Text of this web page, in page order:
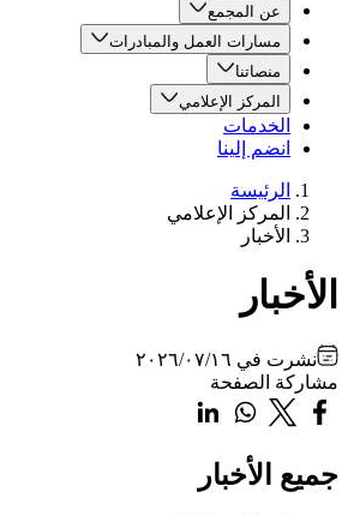
عن المجمع
مسارات العمل والمبادرات
منصاتنا
المركز الإعلامي
الخدمات
انضم إلينا
الرئيسة
المركز الإعلامي
الأخبار
الأخبار
نشرت في ٢٠٢٦/٠٧/١٦
مشاركة الصفحة
جميع الأخبار